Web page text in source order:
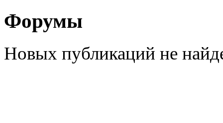
Форумы
Новых публикаций не